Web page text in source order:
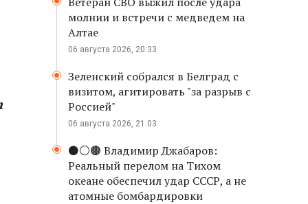
молнии и встречи с медведем на
Алтае
06 августа 2026, 20:33
Зеленский собрался в Белград с
визитом, агитировать "за разрыв с
Россией"
06 августа 2026, 21:03
⚫️⚪️🟤 Владимир Джабаров:
Реальный перелом на Тихом
океане обеспечил удар СССР, а не
атомные бомбардировки